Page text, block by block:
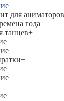
для аниматоров
года
танцев+
+